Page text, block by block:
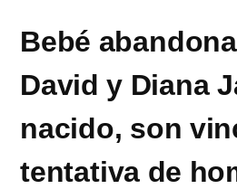
Bebé
David y Diana
nacido, son
tentativa de